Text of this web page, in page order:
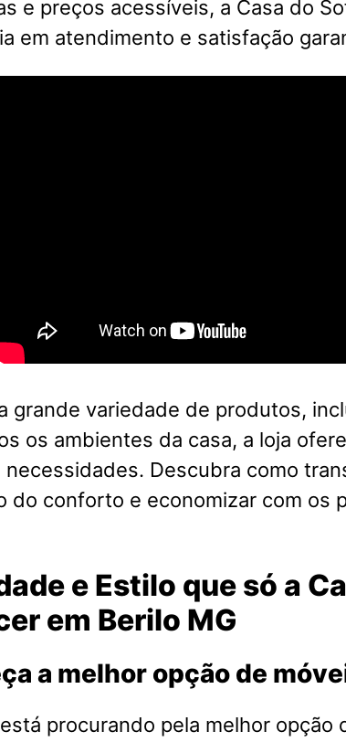
e preços acessíveis, a Casa do
em atendimento e satisfação
grande variedade de produtos,
os ambientes da casa, a loja
Descubra como
do conforto e economizar com os
e Estilo que só a
em Berilo MG
a melhor opção de
procurando pela melhor opção